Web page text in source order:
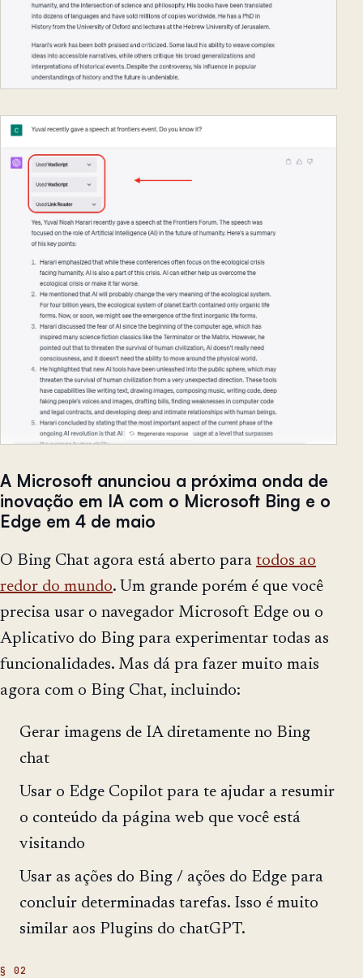
A Microsoft anunciou a próxima onda de
inovação em IA com o Microsoft Bing e o
Edge em 4 de maio
O Bing Chat agora está aberto para todos ao
redor do mundo. Um grande porém é que você
precisa usar o navegador Microsoft Edge ou o
Aplicativo do Bing para experimentar todas as
funcionalidades. Mas dá pra fazer muito mais
agora com o Bing Chat, incluindo:
Gerar imagens de IA diretamente no Bing
chat
Usar o Edge Copilot para te ajudar a resumir
o conteúdo da página web que você está
visitando
Usar as ações do Bing / ações do Edge para
concluir determinadas tarefas. Isso é muito
similar aos Plugins do chatGPT.